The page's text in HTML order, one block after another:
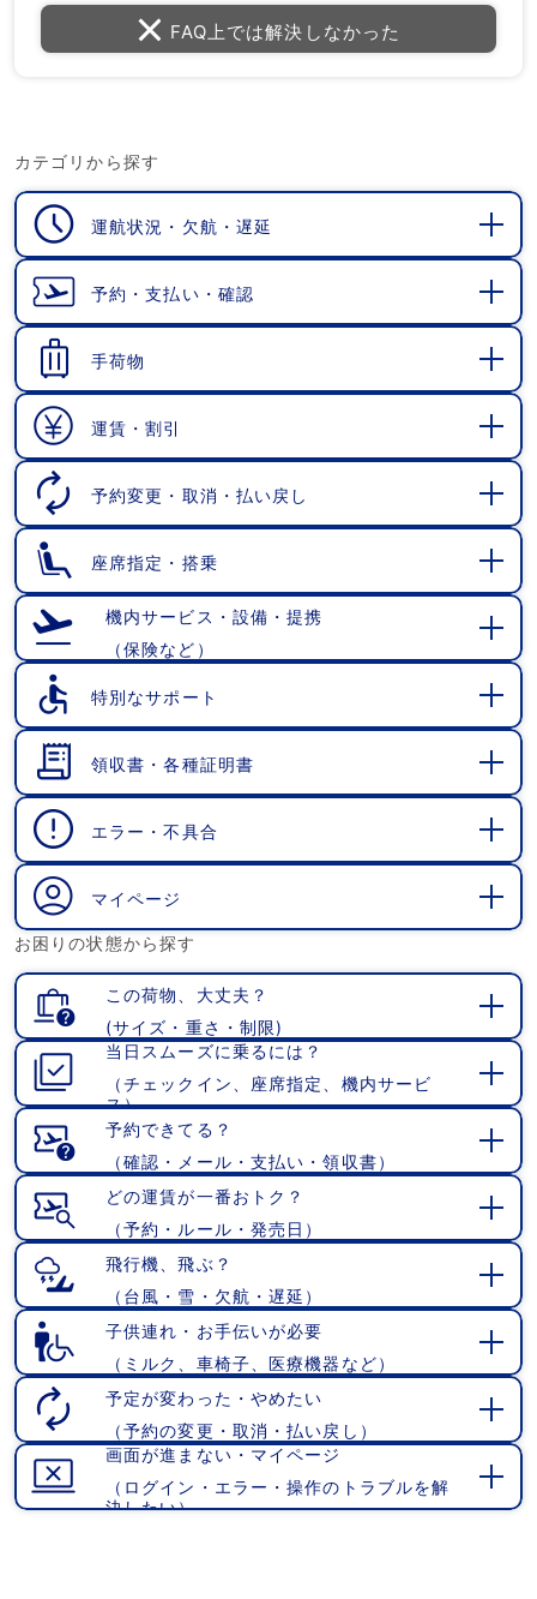
FAQ上では解決しなかった
カテゴリから探す
運航状況・欠航・遅延
予約・支払い・確認
手荷物
運賃・割引
予約変更・取消・払い戻し
座席指定・搭乗
機内サービス・設備・提携
（保険など）
特別なサポート
領収書・各種証明書
エラー・不具合
マイページ
お困りの状態から探す
この荷物、大丈夫？
(サイズ・重さ・制限)
当日スムーズに乗るには？
（チェックイン、座席指定、機内サービ
ス）
予約できてる？
（確認・メール・支払い・領収書）
どの運賃が一番おトク？
（予約・ルール・発売日）
飛行機、飛ぶ？
（台風・雪・欠航・遅延）
子供連れ・お手伝いが必要
（ミルク、車椅子、医療機器など）
予定が変わった・やめたい
（予約の変更・取消・払い戻し）
画面が進まない・マイページ
（ログイン・エラー・操作のトラブルを解
決したい）